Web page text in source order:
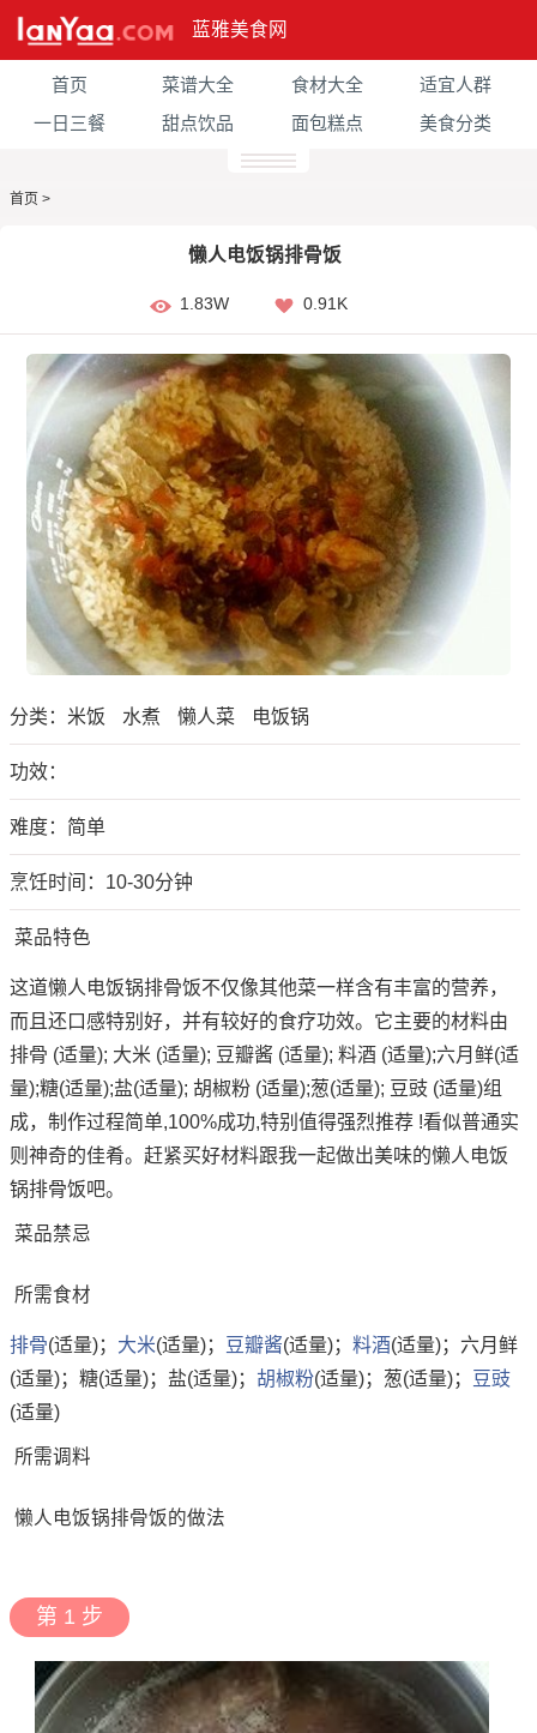
蓝雅美食网
首页 菜谱大全 食材大全
适宜人群
一日三餐
甜点饮品 面包糕点 美食分类
首页 >
懒人电饭锅排骨饭
1.83W 0.91K
分类： 米饭 水煮 懒人菜 电饭锅
功效：
难度：简单
烹饪时间：10-30分钟
菜品特色
这道懒人电饭锅排骨饭不仅像其他菜一样含有丰富的营养，
而且还口感特别好，并有较好的食疗功效。它主要的材料由
排骨 (适量); 大米 (适量); 豆瓣酱 (适量); 料酒 (适量);六月鲜(适
量);糖(适量);盐(适量); 胡椒粉 (适量);葱(适量); 豆豉 (适量)组
成，制作过程简单,100%成功,特别值得强烈推荐 !看似普通实
则神奇的佳肴。赶紧买好材料跟我一起做出美味的懒人电饭
锅排骨饭吧。
菜品禁忌
所需食材
排骨(适量)； 大米(适量)； 豆瓣酱(适量)； 料酒(适量)；六月鲜
(适量)；糖(适量)；盐(适量)； 胡椒粉(适量)；葱(适量)；
豆豉
(适量)
所需调料
懒人电饭锅排骨饭的做法
第 1 步